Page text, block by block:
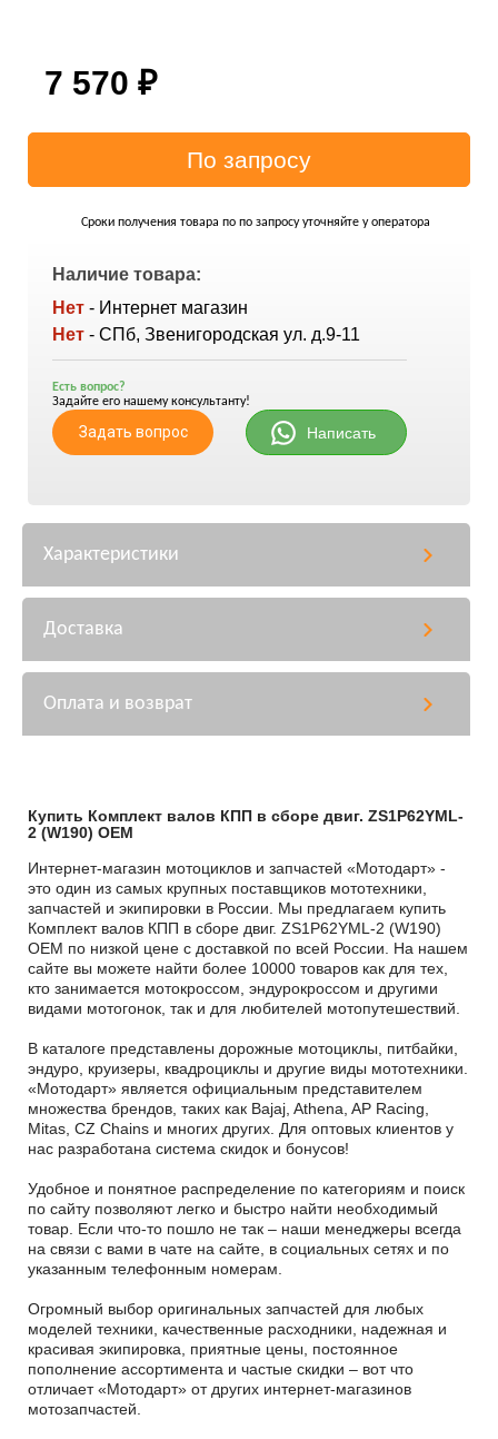
7 570 ₽
Сроки получения товара по по запросу уточняйте у оператора
Наличие товара:
Нет - Интернет магазин
Нет - СПб, Звенигородская ул. д.9-11
Есть вопрос?
Задайте его нашему консультанту!
Задать вопрос Написать
Характеристики
Доставка
Оплата и возврат
Купить Комплект валов КПП в сборе двиг. ZS1P62YML-
2 (W190) OEM
Интернет-магазин мотоциклов и запчастей «Мотодарт» -
это один из самых крупных поставщиков мототехники,
запчастей и экипировки в России. Мы предлагаем купить
Комплект валов КПП в сборе двиг. ZS1P62YML-2 (W190)
OEM по низкой цене с доставкой по всей России. На нашем
сайте вы можете найти более 10000 товаров как для тех,
кто занимается мотокроссом, эндурокроссом и другими
видами мотогонок, так и для любителей мотопутешествий.
В каталоге представлены дорожные мотоциклы, питбайки,
эндуро, круизеры, квадроциклы и другие виды мототехники.
«Мотодарт» является официальным представителем
множества брендов, таких как Bajaj, Athena, AP Racing,
Mitas, CZ Chains и многих других. Для оптовых клиентов у
нас разработана система скидок и бонусов!
Удобное и понятное распределение по категориям и поиск
по сайту позволяют легко и быстро найти необходимый
товар. Если что-то пошло не так – наши менеджеры всегда
на связи с вами в чате на сайте, в социальных сетях и по
указанным телефонным номерам.
Огромный выбор оригинальных запчастей для любых
моделей техники, качественные расходники, надежная и
красивая экипировка, приятные цены, постоянное
пополнение ассортимента и частые скидки – вот что
отличает «Мотодарт» от других интернет-магазинов
мотозапчастей.